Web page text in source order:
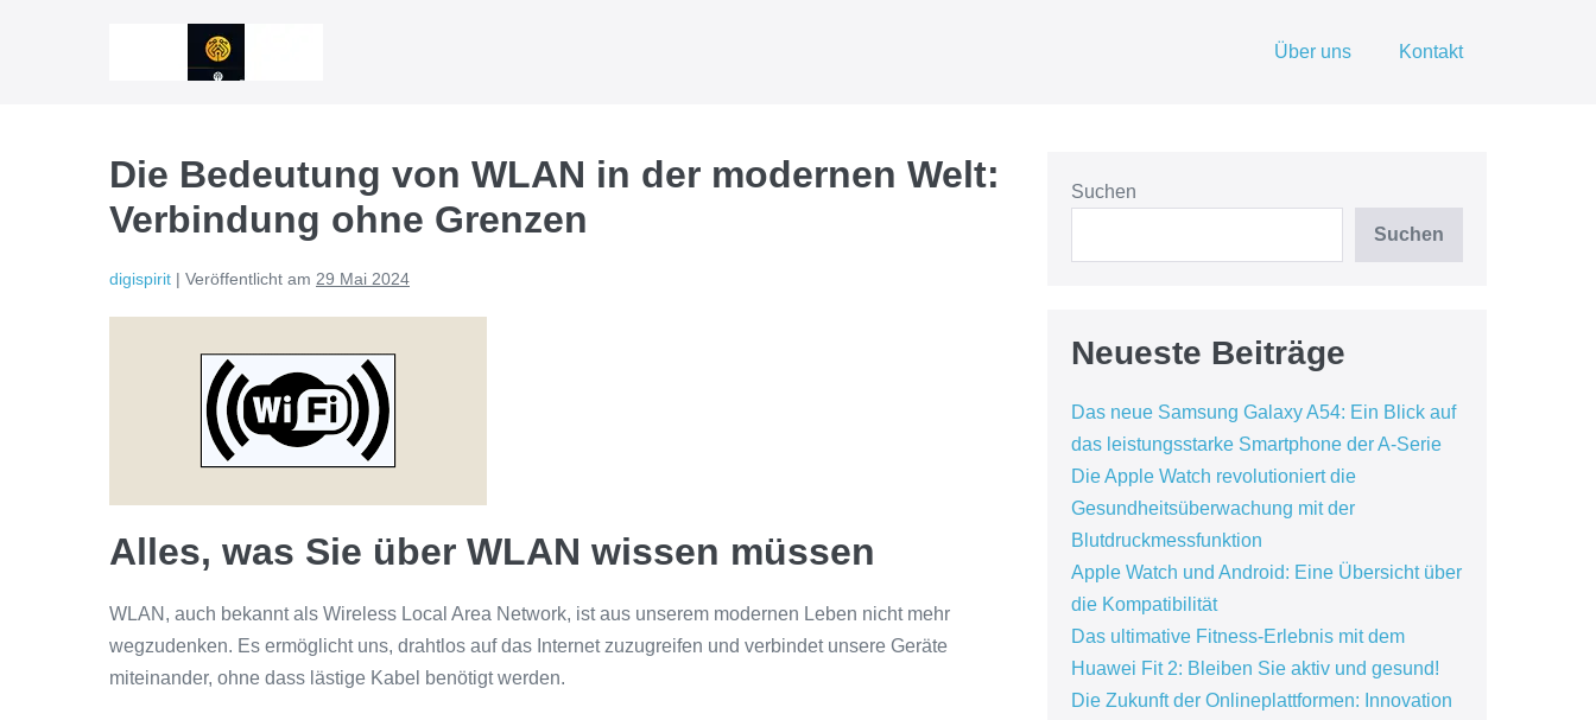
Über uns Kontakt
Die Bedeutung von WLAN in der modernen Welt:
Verbindung ohne Grenzen
digispirit | Veröffentlicht am 29 Mai 2024
Alles, was Sie über WLAN wissen müssen
WLAN, auch bekannt als Wireless Local Area Network, ist aus unserem modernen Leben nicht mehr
wegzudenken. Es ermöglicht uns, drahtlos auf das Internet zuzugreifen und verbindet unsere Geräte
miteinander, ohne dass lästige Kabel benötigt werden.
Suchen
Suchen
Neueste Beiträge
Das neue Samsung Galaxy A54: Ein Blick auf
das leistungsstarke Smartphone der A-Serie
Die Apple Watch revolutioniert die
Gesundheitsüberwachung mit der
Blutdruckmessfunktion
Apple Watch und Android: Eine Übersicht über
die Kompatibilität
Das ultimative Fitness-Erlebnis mit dem
Huawei Fit 2: Bleiben Sie aktiv und gesund!
Die Zukunft der Onlineplattformen: Innovation